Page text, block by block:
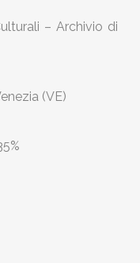
– Archivio di
(VE)